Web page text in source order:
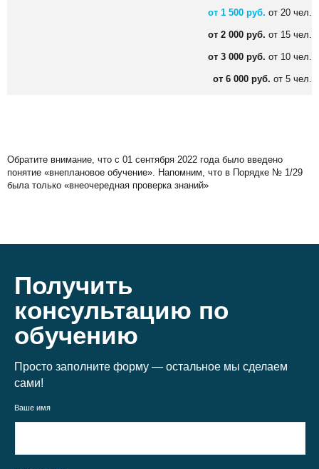
от 1 500 руб. от 20 чел.
от 2 000 руб. от 15 чел.
от 3 000 руб. от 10 чел.
от 6 000 руб. от 5 чел.
Обратите внимание, что с 01 сентября 2022 года было введено
понятие «внеплановое обучение». Напомним, что в Порядке № 1/29
была только «внеочередная проверка знаний»
Получить
консультацию по
обучению
Просто заполните форму — остальное мы сделаем
сами!
Ваше имя